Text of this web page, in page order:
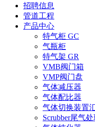
招聘信息
管道工程
产品中心
特气柜 GC
气瓶柜
特气架 GR
VMB阀门箱
VMP阀门盘
气体减压器
气体配比器
气体切换装置
Scrubber尾气